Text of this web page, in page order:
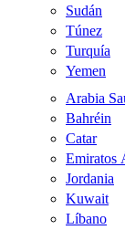
Sudán
Túnez
Turquía
Yemen
Arabia
Bahréin
Catar
Emiratos
Jordania
Kuwait
Líbano